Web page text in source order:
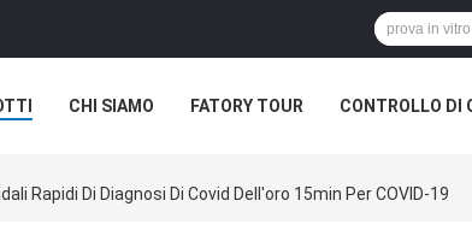
CHI SIAMO FATORY TOUR CONTROLLO DI
Rapidi Di Diagnosi Di Covid Dell'oro 15min Per COVID-19